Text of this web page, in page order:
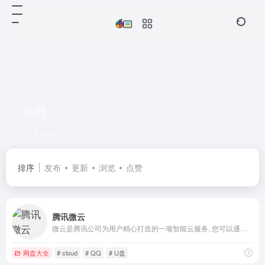
排序 发布 更新 浏览 点赞
腾讯微云
网盘大全 # cloud # QQ # U盘